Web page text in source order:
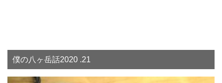
僕の八ヶ岳話2020 .21